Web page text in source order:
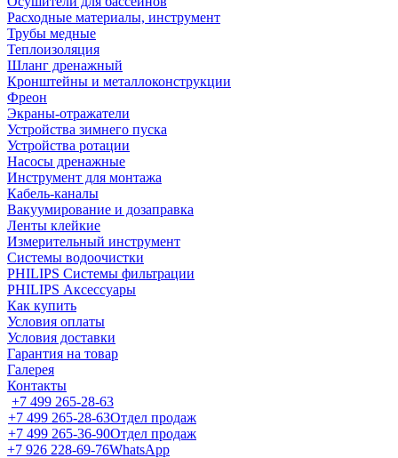
Расходные материалы, инструмент
Трубы медные
Теплоизоляция
Шланг дренажный
Кронштейны и металлоконструкции
Фреон
Экраны-отражатели
Устройства зимнего пуска
Устройства ротации
Насосы дренажные
Инструмент для монтажа
Кабель-каналы
Вакуумирование и дозаправка
Ленты клейкие
Измерительный инструмент
Системы водоочистки
PHILIPS Системы фильтрации
PHILIPS Аксессуары
Как купить
Условия оплаты
Условия доставки
Гарантия на товар
Галерея
Контакты
+7 499 265-28-63
+7 499 265-28-63Отдел продаж
+7 499 265-36-90Отдел продаж
+7 926 228-69-76WhatsApp